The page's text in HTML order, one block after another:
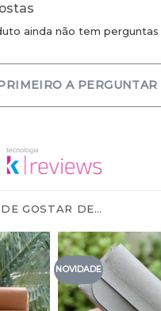
ainda não tem perguntas
A PERGUNTAR
GOSTAR DE…
NOVIDADE